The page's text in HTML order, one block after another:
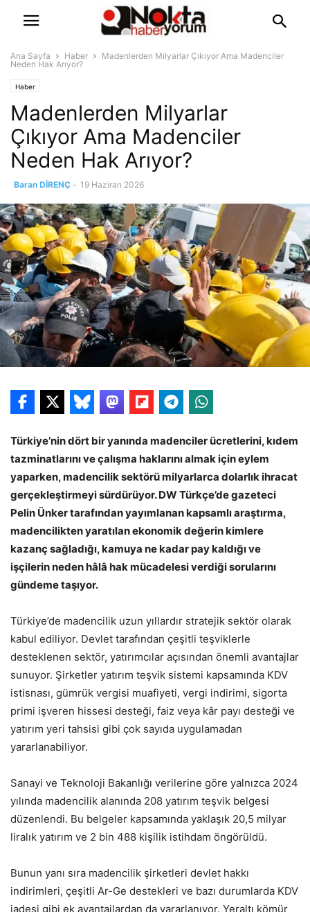
Ana Sayfa Haber
Madenlerden Milyarlar Çıkıyor Ama Madenciler
Neden Hak Arıyor?
Haber
Madenlerden Milyarlar
Çıkıyor Ama Madenciler
Neden Hak Arıyor?
Baran DİRENÇ - 19 Haziran 2026
Türkiye’nin dört bir yanında madenciler ücretlerini, kıdem
tazminatlarını ve çalışma haklarını almak için eylem
yaparken, madencilik sektörü milyarlarca dolarlık ihracat
gerçekleştirmeyi sürdürüyor. DW Türkçe’de gazeteci
Pelin Ünker tarafından yayımlanan kapsamlı araştırma,
madencilikten yaratılan ekonomik değerin kimlere
kazanç sağladığı, kamuya ne kadar pay kaldığı ve
işçilerin neden hâlâ hak mücadelesi verdiği sorularını
gündeme taşıyor.
Türkiye’de madencilik uzun yıllardır stratejik sektör olarak
kabul ediliyor. Devlet tarafından çeşitli teşviklerle
desteklenen sektör, yatırımcılar açısından önemli avantajlar
sunuyor. Şirketler yatırım teşvik sistemi kapsamında KDV
istisnası, gümrük vergisi muafiyeti, vergi indirimi, sigorta
primi işveren hissesi desteği, faiz veya kâr payı desteği ve
yatırım yeri tahsisi gibi çok sayıda uygulamadan
yararlanabiliyor.
Sanayi ve Teknoloji Bakanlığı verilerine göre yalnızca 2024
yılında madencilik alanında 208 yatırım teşvik belgesi
düzenlendi. Bu belgeler kapsamında yaklaşık 20,5 milyar
liralık yatırım ve 2 bin 488 kişilik istihdam öngörüldü.
Bunun yanı sıra madencilik şirketleri devlet hakkı
indirimleri, çeşitli Ar-Ge destekleri ve bazı durumlarda KDV
iadesi gibi ek avantajlardan da yararlanıyor. Yeraltı kömür